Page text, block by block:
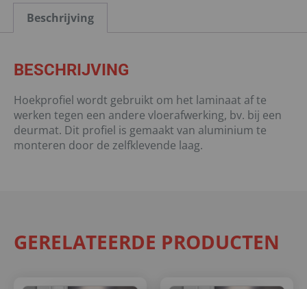
Beschrijving
BESCHRIJVING
Hoekprofiel wordt gebruikt om het laminaat af te
werken tegen een andere vloerafwerking, bv. bij een
deurmat. Dit profiel is gemaakt van aluminium te
monteren door de zelfklevende laag.
GERELATEERDE PRODUCTEN